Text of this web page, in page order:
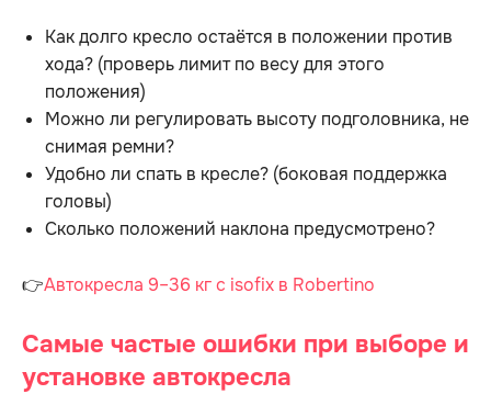
Как долго кресло остаётся в положении против
хода? (проверь лимит по весу для этого
положения)
Можно ли регулировать высоту подголовника, не
снимая ремни?
Удобно ли спать в кресле? (боковая поддержка
головы)
Сколько положений наклона предусмотрено?
👉Автокресла 9–36 кг с isofix в Robertino
Самые частые ошибки при выборе и
установке автокресла